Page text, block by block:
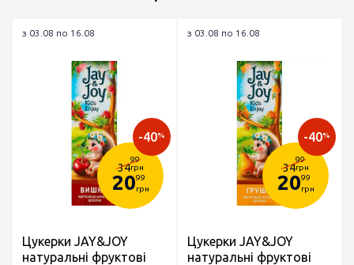
з 03.08 по 16.08
34
99
грн
2099
грн
-40%
Цукерки JAY&JOY
натуральні фруктові
з 03.08 по 16.08
34
99
грн
2099
грн
-40%
Цукерки JAY&JOY
натуральні фруктові